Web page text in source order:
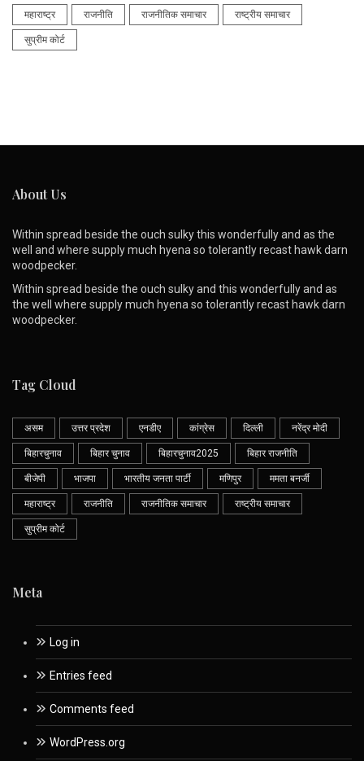
महाराष्ट्र राजनीति राजनीतिक समाचार राष्ट्रीय समाचार
सुप्रीम कोर्ट
About Us
Within spread beside the ouch sulky this wonderfully and as the
well and where supply much hyena so tolerantly recast hawk darn
woodpecker.
Within spread beside the ouch sulky and this wonderfully and as
the well where supply much hyena so tolerantly recast hawk darn
woodpecker.
Tag Cloud
असम उत्तर प्रदेश एनडीए कांग्रेस दिल्ली नरेंद्र मोदी
बिहारचुनाव बिहार चुनाव बिहारचुनाव2025 बिहार राजनीति
बीजेपी भाजपा भारतीय जनता पार्टी मणिपुर ममता बनर्जी
महाराष्ट्र राजनीति राजनीतिक समाचार राष्ट्रीय समाचार
सुप्रीम कोर्ट
Meta
Log in
Entries feed
Comments feed
WordPress.org